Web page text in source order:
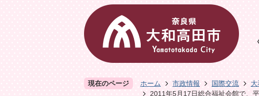
現在のページ ホーム 市政情報 国際交流
2011年5月17日総合福祉会館で、